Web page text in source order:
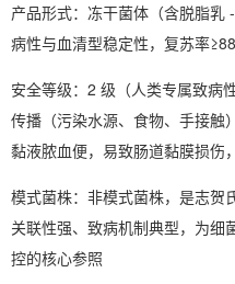
产品形式：冻干菌体（含脱脂乳
病性与血清型稳定性，复苏率
安全等级：2 级（人类专属致病
传播（污染水源、食物、手接触
黏液脓血便，易致肠道黏膜损伤
模式菌株：非模式菌株，是志贺
关联性强、致病机制典型，为细
控的核心参照